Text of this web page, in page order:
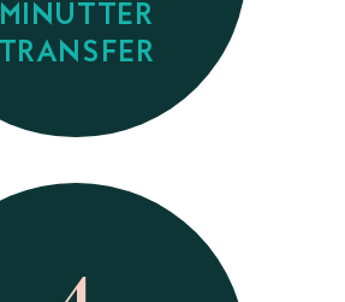
MINUTTER
TRANSFER